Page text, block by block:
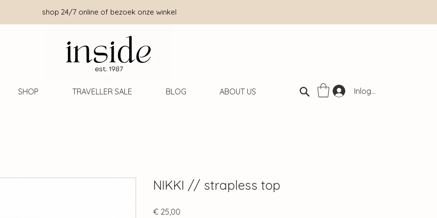
shop 24/7 online of bezoek onze winkel
SHOP TRAVELLER SALE BLOG ABOUT US Inloggen
NIKKI // strapless top
€ 25,00